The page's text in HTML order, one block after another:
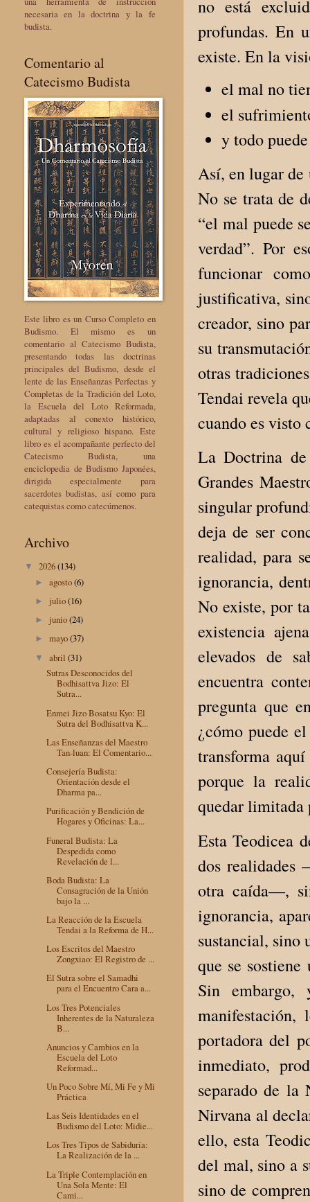
no está
profundas. En
existe. En la
el mal no
el
y todo
Así, en lugar de
No se trata de
“el mal puede
verdad”. Por
funcionar
justificativa,
creador, sino
su
otras
Tendai revela
cuando es visto
La Doctrina
Grandes
singular
deja de ser
realidad, para
ignorancia,
No existe, por
existencia
elevados de
encuentra
pregunta que
¿cómo puede
transforma
porque la
quedar limitada
Esta Teodicea
dos realidades
otra caída—,
ignorancia,
sustancial, sino
que se
Sin
manifestación,
portadora del
inmediato,
separado de
Nirvana al
ello, esta
del mal, sino a
sino de
necesaria en la doctrina y la fe
budista.
Comentario al
Catecismo Budista
Este libro es un Curso Completo en
Budismo. El mismo es un
comentario al Catecismo Budista,
presentando todas las doctrinas
principales del Budismo, desde el
lente de las Enseñanzas Perfectas y
Completas de la Tradición del Loto,
la Escuela del Loto Reformada,
adaptadas al conexto histórico,
cultural y religioso hispano. Este
libro es el acompañante perfecto del
Catecismo Budista, una
enciclopedia de Budismo Japonées,
dirigida especialmente para
sacerdotes budistas, así como para
catequistas como catecúmenos.
Archivo
▼ 2026(134)
►agosto(6)
► julio(16)
► junio(24)
►mayo(37)
▼abril(31)
Sutras Desconocidos del
Bodhisattva Jizo: El
Sutra...
Enmei Jizo Bosatsu Kyo: El
Sutra del Bodhisattva K...
Las Enseñanzas del Maestro
Tan-luan: El Comentario...
Consejería Budista:
Orientación desde el
Dharma pa...
Purificación y Bendición de
Hogares y Oficinas: La...
Funeral Budista: La
Despedida como
Revelación de l...
Boda Budista: La
Consagración de la Unión
bajo la ...
La Reacción de la Escuela
Tendai a la Reforma de H...
Los Escritos del Maestro
Zongxiao: El Registro de ...
El Sutra sobre el Samadhi
para el Encuentro Cara a...
Los Tres Potenciales
Inherentes de la Naturaleza
B...
Anuncios y Cambios en la
Escuela del Loto
Reformad...
Un Poco Sobre Mí, Mi Fe y Mi
Práctica
Las Seis Identidades en el
Budismo del Loto: Midie...
Los Tres Tipos de Sabiduría:
La Realización de la ...
La Triple Contemplación en
Una Sola Mente: El
Cami...